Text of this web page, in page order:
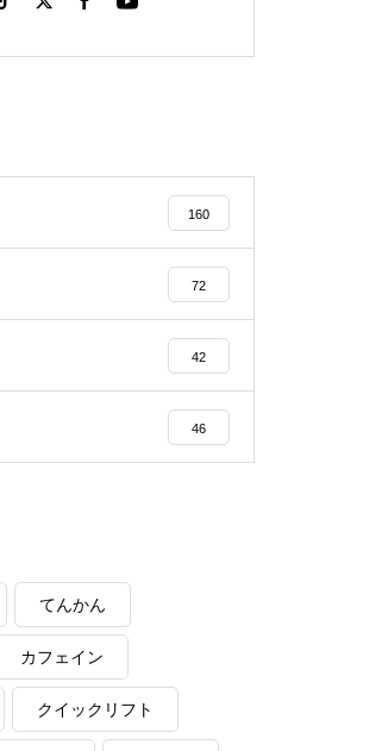
160
72
42
46
てんかん
カフェイン
クイックリフト